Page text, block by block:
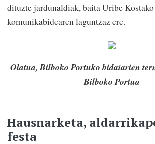
dituzte jardunaldiak, baita Uribe
komunikabidearen laguntzaz ere.
Olatua, Bilboko Portuko bidaiarien
Bilboko Portua
Hausnarketa,
festa